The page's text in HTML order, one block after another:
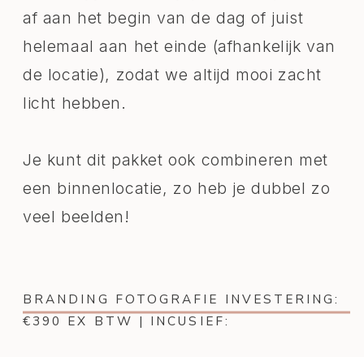
BRANDING FOTOGRAFIE INVESTERING:
€390 EX BTW | INCUSIEF:
af aan het begin van de dag of juist
helemaal aan het einde (afhankelijk van
de locatie), zodat we altijd mooi zacht
licht hebben.
Je kunt dit pakket ook combineren met
een binnenlocatie, zo heb je dubbel zo
veel beelden!